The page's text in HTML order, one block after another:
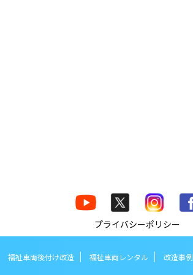
プライバシーポリシー
福祉車両後付け改造 福祉車両レンタル 改造事例